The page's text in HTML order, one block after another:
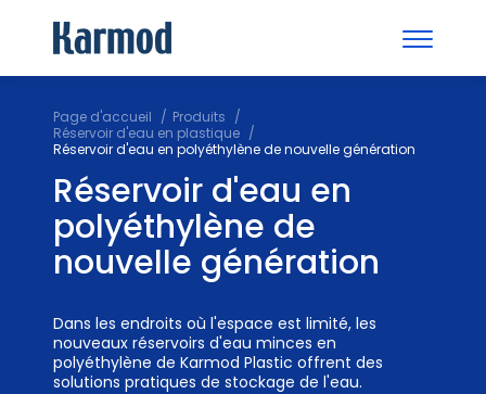
Page d'accueil
Produits
Réservoir d'eau en plastique
Réservoir d'eau en polyéthylène de nouvelle génération
Réservoir d'eau en
polyéthylène de
nouvelle génération
Dans les endroits où l'espace est limité, les
nouveaux réservoirs d'eau minces en
polyéthylène de Karmod Plastic offrent des
solutions pratiques de stockage de l'eau.